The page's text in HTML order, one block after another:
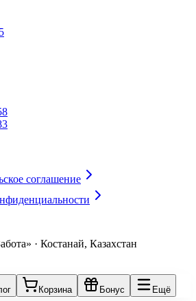
соглашение
· Костанай, Казахстан
Корзина Бонус Ещё